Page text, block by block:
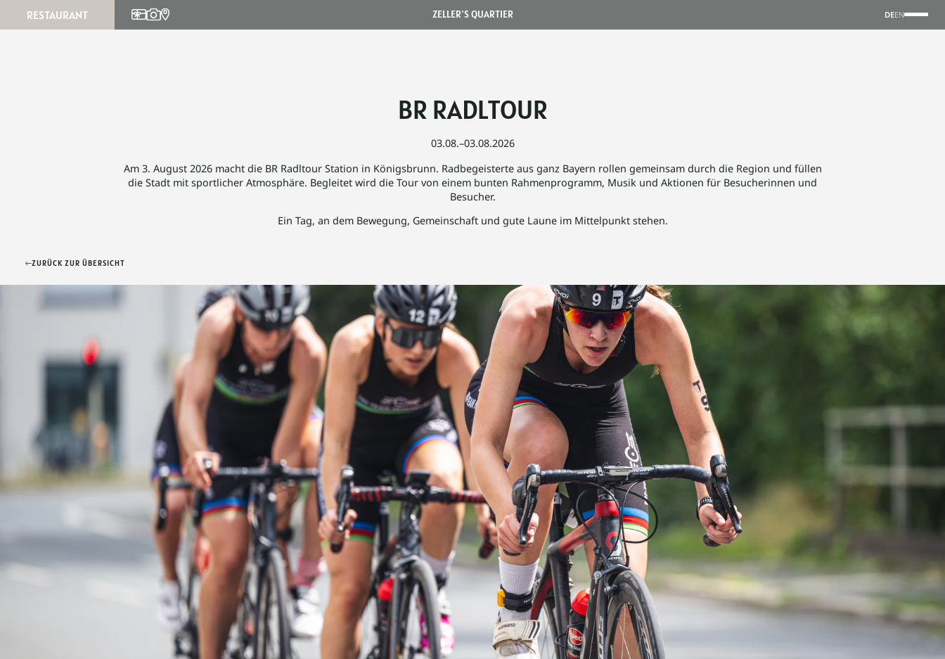
RESTAURANT ZELLER'S QUARTIER DEEN
BR RADLTOUR
03.08.–03.08.2026
Am 3. August 2026 macht die BR Radltour Station in Königsbrunn. Radbegeisterte aus ganz Bayern rollen gemeinsam durch die Region und füllen
die Stadt mit sportlicher Atmosphäre. Begleitet wird die Tour von einem bunten Rahmenprogramm, Musik und Aktionen für Besucherinnen und
Besucher.
Ein Tag, an dem Bewegung, Gemeinschaft und gute Laune im Mittelpunkt stehen.
ZURÜCK ZUR ÜBERSICHT